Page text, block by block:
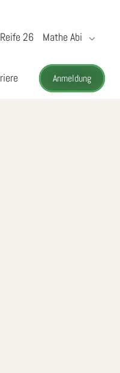
26 Mathe Abi
Anmeldung